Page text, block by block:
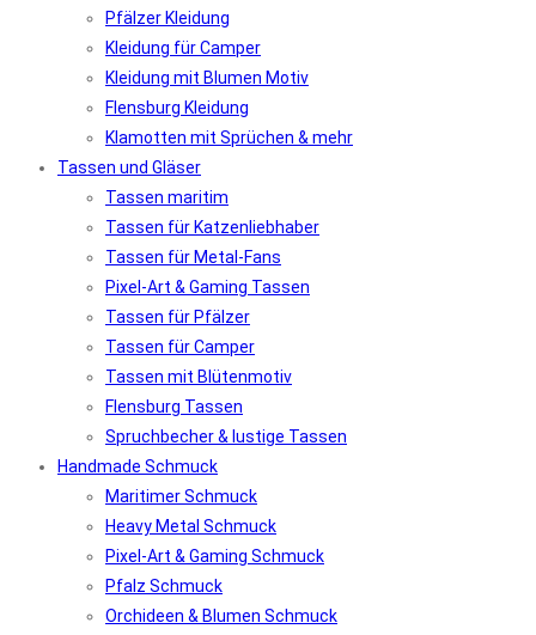
Pfälzer Kleidung
Kleidung für Camper
Kleidung mit Blumen Motiv
Flensburg Kleidung
Klamotten mit Sprüchen & mehr
Tassen und Gläser
Tassen maritim
Tassen für Katzenliebhaber
Tassen für Metal-Fans
Pixel-Art & Gaming Tassen
Tassen für Pfälzer
Tassen für Camper
Tassen mit Blütenmotiv
Flensburg Tassen
Spruchbecher & lustige Tassen
Handmade Schmuck
Maritimer Schmuck
Heavy Metal Schmuck
Pixel-Art & Gaming Schmuck
Pfalz Schmuck
Orchideen & Blumen Schmuck